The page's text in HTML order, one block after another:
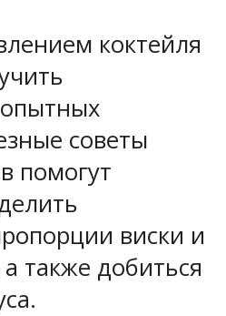
коктейля
советы
помогут
виски и
также добиться